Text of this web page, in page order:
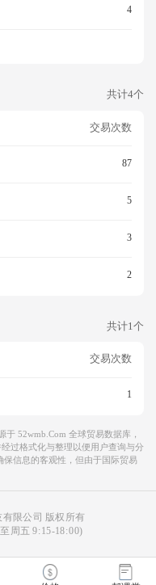
4
共计4个
交易次数
87
5
3
2
共计1个
交易次数
1
于 52wmb.com 全球贸易数据库，
过格式化与整理以便用户查询与分
信息的客观性，但由于国际贸易
限公司 版权所有
周五 9:15-18:00)